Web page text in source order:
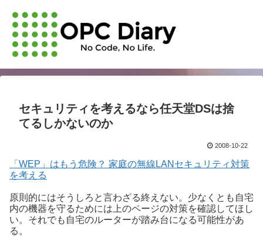
セキュリティを考えるなら任天堂DSは捨
てるしかないのか
2008-10-22
「WEP」はもう危険？ 家庭の無線LANセキュリティ対策
を考える
原則的にはそうしろと言わざる終えない。少なくとも自宅
内の機器を守るためには上のページの対策を確認してほし
い。それでも自宅のルーターが踏み台になる可能性があ
る。